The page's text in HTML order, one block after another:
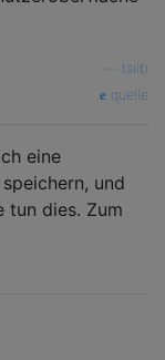
tsilb
quelle
eine
und
tun dies. Zum